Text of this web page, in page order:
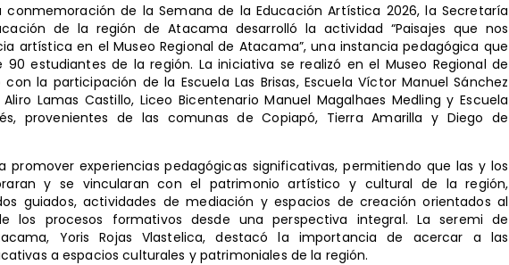
de la Semana de la Educación Artística 2026, la Secretaría
de la región de Atacama desarrolló la actividad “Paisajes que nos
artística en el Museo Regional de Atacama”, una instancia pedagógica que
estudiantes de la región. La iniciativa se realizó en el Museo Regional de
la participación de la Escuela Las Brisas, Escuela Víctor Manuel Sánchez
Aliro Lamas Castillo, Liceo Bicentenario Manuel Magalhaes Medling y Escuela
provenientes de las comunas de Copiapó, Tierra Amarilla y Diego de
promover experiencias pedagógicas significativas, permitiendo que las y los
y se vincularan con el patrimonio artístico y cultural de la región,
guiados, actividades de mediación y espacios de creación orientados al
los procesos formativos desde una perspectiva integral. La seremi de
Yoris Rojas Vlastelica, destacó la importancia de acercar a las
a espacios culturales y patrimoniales de la región.